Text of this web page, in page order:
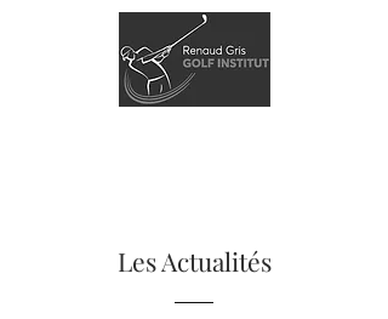
Les Actualités